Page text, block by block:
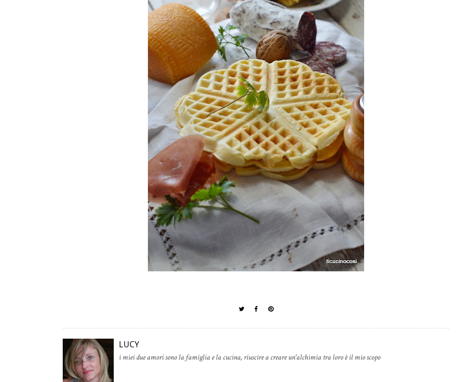
LUCY
i miei due amori sono la famiglia e la cucina, riuscire a creare un'alchimia tra loro è il mio scopo